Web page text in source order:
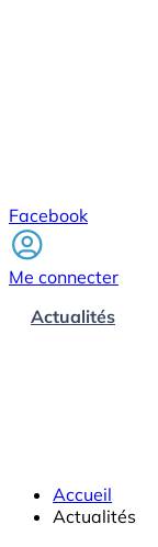
Facebook
Me connecter
Actualités
Accueil
Actualités